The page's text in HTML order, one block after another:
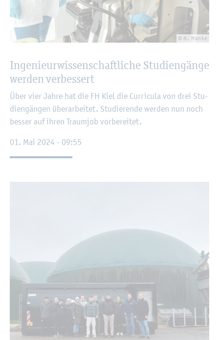
© N. Hanke
In­ge­nieur­wis­sen­schaft­li­che Stu­di­en­gän­ge
wer­den ver­bes­sert
Über vier Jahre hat die FH Kiel die Cur­ri­cu­la von drei Stu­
di­en­gän­gen über­ar­bei­tet. Stu­die­ren­de wer­den nun noch
bes­ser auf ihren Traum­job vor­be­rei­tet.
01. Mai 2024 - 09:55